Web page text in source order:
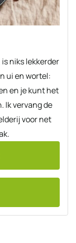
niks lekkerder
ui en wortel:
en je kunt het
Ik vervang de
voor net